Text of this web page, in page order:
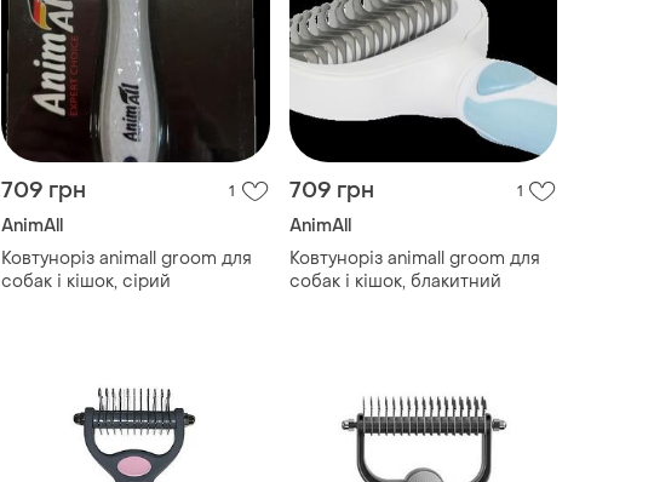
709 грн 1
AnimAll
Ковтуноріз animall groom для
собак і кішок, сірий
709 грн 1
AnimAll
Ковтуноріз animall groom для
собак і кішок, блакитний